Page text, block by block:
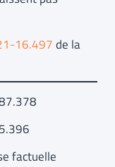
16.497de la
factuelle